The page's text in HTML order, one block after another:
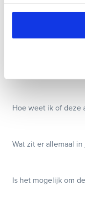
Veelgestelde
Wanneer kan ik een
Hoe weet ik of deze
Wat zit er allemaal
Is het mogelijk om